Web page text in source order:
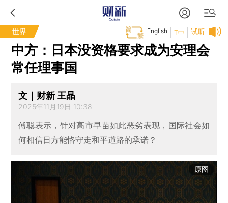
世界 试听
T中
English
中方：日本没资格要求成为安理会
常任理事国
文｜财新 王晶
2025年11月19日 10:38
傅聪表示，针对高市早苗如此恶劣表现，国际社会如
何相信日方能恪守走和平道路的承诺？
原图